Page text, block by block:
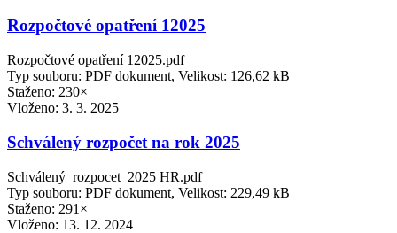
Rozpočtové opatření 12025
Rozpočtové opatření 12025.pdf
Typ souboru: PDF dokument, Velikost: 126,62 kB
Staženo: 230×
Vloženo: 3. 3. 2025
Schválený rozpočet na rok 2025
Schválený_rozpocet_2025 HR.pdf
Typ souboru: PDF dokument, Velikost: 229,49 kB
Staženo: 291×
Vloženo: 13. 12. 2024